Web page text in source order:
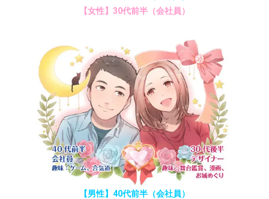
【女性】30代前半（会社員）
【男性】40代前半（会社員）